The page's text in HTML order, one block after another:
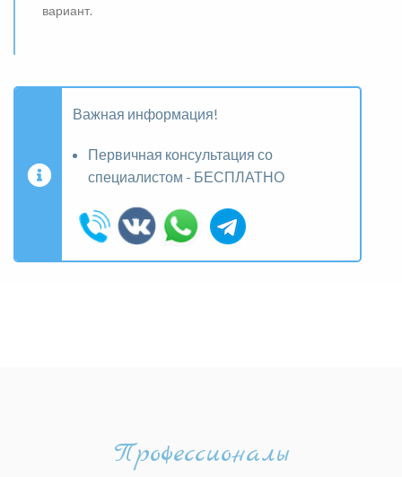
вариант.
Важная информация!
Первичная консультация со
специалистом - БЕСПЛАТНО
Профессионалы